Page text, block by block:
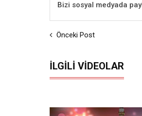
Bizi sosyal medyada
Önceki Post
İLGILI VIDEOLAR